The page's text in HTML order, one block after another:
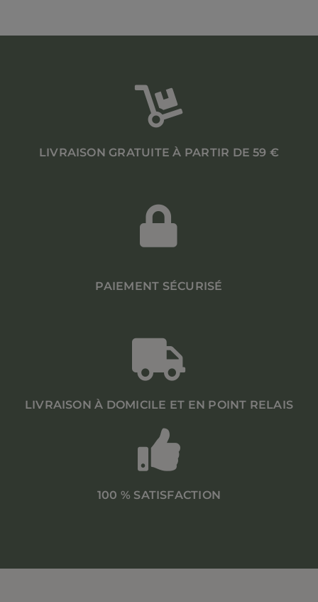
LIVRAISON GRATUITE À PARTIR DE 59 €
PAIEMENT SÉCURISÉ
LIVRAISON À DOMICILE ET EN POINT RELAIS
100 % SATISFACTION